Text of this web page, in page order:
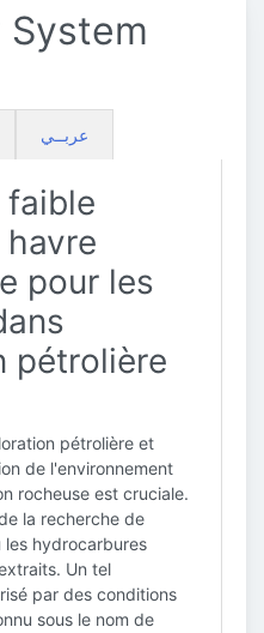
System
عربــي
faible
pour les
pétrolière
pétrolière et
de l'environnement
rocheuse est cruciale.
la recherche de
les hydrocarbures
Un tel
par des conditions
sous le nom de